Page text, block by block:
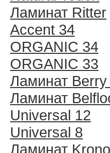
Ламинат Ritter
Accent 34
ORGANIC 34
ORGANIC 33
Ламинат Berry
Ламинат
Universal 12
Universal 8
Ламинат